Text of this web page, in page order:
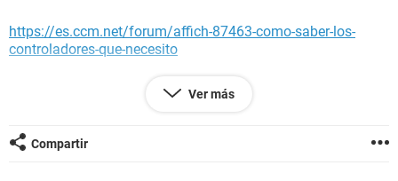
https://es.ccm.net/forum/affich-87463-como-saber-los-
controladores-que-necesito
Ver más
Compartir